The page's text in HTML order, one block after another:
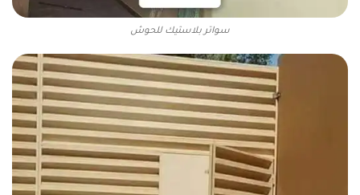
سواتر بلاستيك للحوش